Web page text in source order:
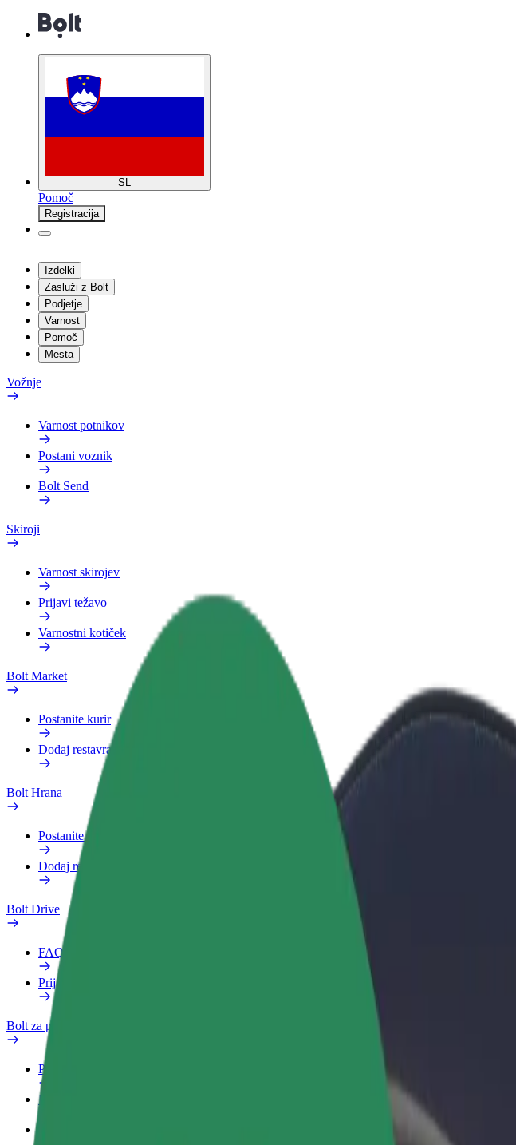
SL
Pomoč
Registracija
Izdelki
Zasluži z Bolt
Podjetje
Varnost
Pomoč
Mesta
Vožnje
Varnost potnikov
Postani voznik
Bolt Send
Skiroji
Varnost skirojev
Prijavi težavo
Varnostni kotiček
Bolt Market
Postanite kurir
Dodaj restavracijo ali trgovino
Bolt Hrana
Postanite kurir
Dodaj restavracijo ali trgovino
Bolt Drive
FAQ
Prijavi vozilo
Bolt za podjetja
Prednosti
Poslovni profil